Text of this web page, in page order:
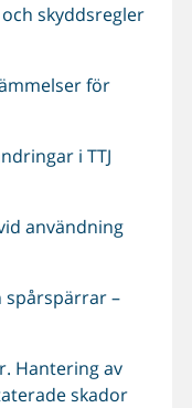
skyddsregler
för
i TTJ
användning
spårspärrar –
Hantering av
skador